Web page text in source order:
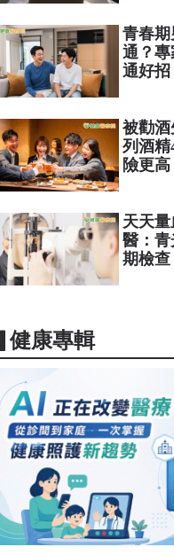
青春
通？
通好招
被勸
列酒
險更高
天天量
醫：
期檢查
▋健康專輯